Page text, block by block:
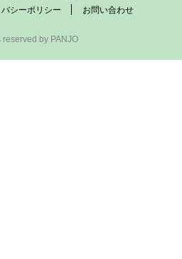
シーポリシー お問い合わせ
reserved by PANJO